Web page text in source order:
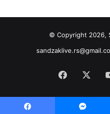
© Copyright 2026,
Facebook